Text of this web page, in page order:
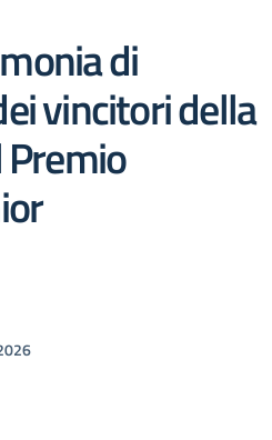
di
vincitori della